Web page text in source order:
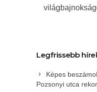
Legfrissebb
Képes
Pozsonyi utca